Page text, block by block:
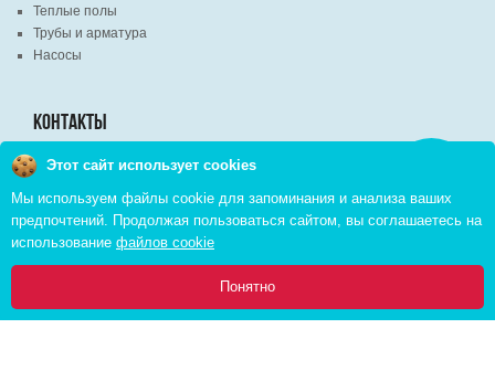
Главная Каталог Инфо Избранное Корзина:
Теплые полы
Трубы и арматура
Насосы
КОНТАКТЫ
г. Минск, ВЦ "Экспобел", строительный рынок, павильон № 8c
г. Минск, ул. М. Лынькова, д. 35, пом. 199
+375 (29) 110-46-46 (А1)
+375 (29) 373-90-16 (A1)
Этот сайт использует cookies
Мы используем файлы cookie для запоминания и анализа ваших
предпочтений. Продолжая пользоваться сайтом, вы соглашаетесь на
использование файлов cookie
Понятно